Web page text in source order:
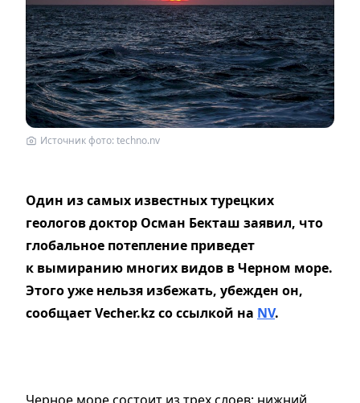
Источник фото: techno.nv
Один из самых известных турецких
геологов доктор Осман Бекташ заявил, что
глобальное потепление приведет
к вымиранию многих видов в Черном море.
Этого уже нельзя избежать, убежден он,
сообщает Vecher.kz со ссылкой на NV.